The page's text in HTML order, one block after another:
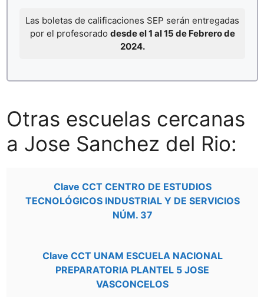
Las boletas de calificaciones SEP serán entregadas
por el profesorado desde el 1 al 15 de Febrero de
2024.
Otras escuelas cercanas
a Jose Sanchez del Rio:
Clave CCT CENTRO DE ESTUDIOS
TECNOLÓGICOS INDUSTRIAL Y DE SERVICIOS
NÚM. 37
Clave CCT UNAM ESCUELA NACIONAL
PREPARATORIA PLANTEL 5 JOSE
VASCONCELOS